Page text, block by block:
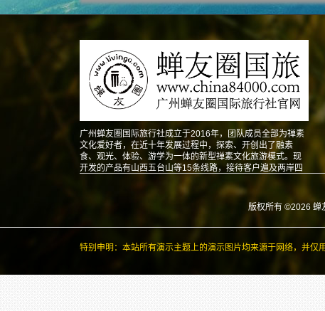
广州蝉友圈国际旅行社成立于2016年，团队成员全部为禅素
文化爱好者，在近十年发展过程中，探索、开创出了融素
食、观光、体验、游学为一体的新型禅素文化旅游模式。现
开发的产品有山西五台山等15条线路，接待客户遍及两岸四
版权所有 ©2026 蝉
特别申明：本站所有演示主题上的演示图片均来源于网络，并仅